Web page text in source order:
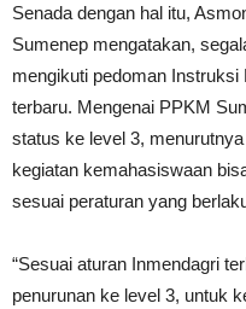
Senada dengan hal itu,
Sumenep mengatakan,
mengikuti pedoman
terbaru. Mengenai PPKM
status ke level 3,
kegiatan kemahasiswaan
sesuai peraturan yang
“Sesuai aturan Inmendagri
penurunan ke level 3, untuk